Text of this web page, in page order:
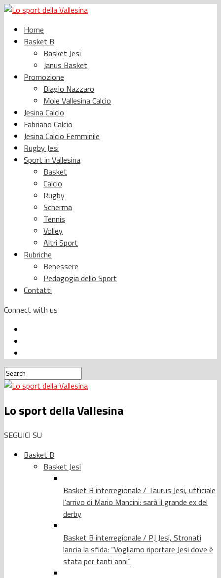
Home
Basket B
Basket Jesi
Janus Basket
Promozione
Biagio Nazzaro
Moie Vallesina Calcio
Jesina Calcio
Fabriano Calcio
Jesina Calcio Femminile
Rugby Jesi
Sport in Vallesina
Basket
Calcio
Rugby
Scherma
Tennis
Volley
Altri Sport
Rubriche
Benessere
Pedagogia dello Sport
Contatti
Connect with us
Lo sport della Vallesina
SEGUICI SU
Basket B
Basket Jesi
Basket B interregionale / Taurus Jesi, ufficiale
l’arrivo di Mario Mancini: sarà il grande ex del
derby
Basket B interregionale / PJ Jesi, Stronati
lancia la sfida: “Vogliamo riportare Jesi dove è
stata per tanti anni”